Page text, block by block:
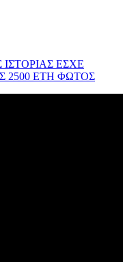
ΕΣΧΕ
2500 ΕΤΗ ΦΩΤΟΣ